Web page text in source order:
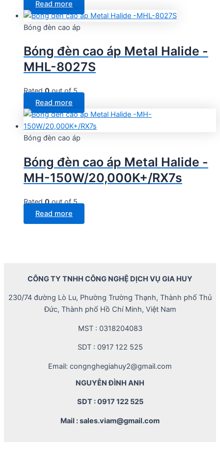
Read more
Bóng đèn cao áp
Bóng đèn cao áp Metal Halide -
MHL-8027S
Rated0out of 5
Read more
Bóng đèn cao áp
Bóng đèn cao áp Metal Halide -
MH-150W/20,000K+/RX7s
Rated0out of 5
Read more
CÔNG TY TNHH CÔNG NGHỆ DỊCH VỤ GIA HUY
230/74 đường Lò Lu, Phường Trường Thạnh, Thành phố Thủ
Đức, Thành phố Hồ Chí Minh, Việt Nam
MST : 0318204083
SDT : 0917 122 525
Email: congnghegiahuy2@gmail.com
NGUYỄN ĐÌNH ANH
SDT : 0917 122 525
Mail : sales.viam@gmail.com